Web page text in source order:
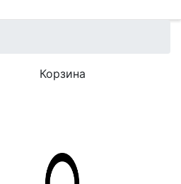
Корзина